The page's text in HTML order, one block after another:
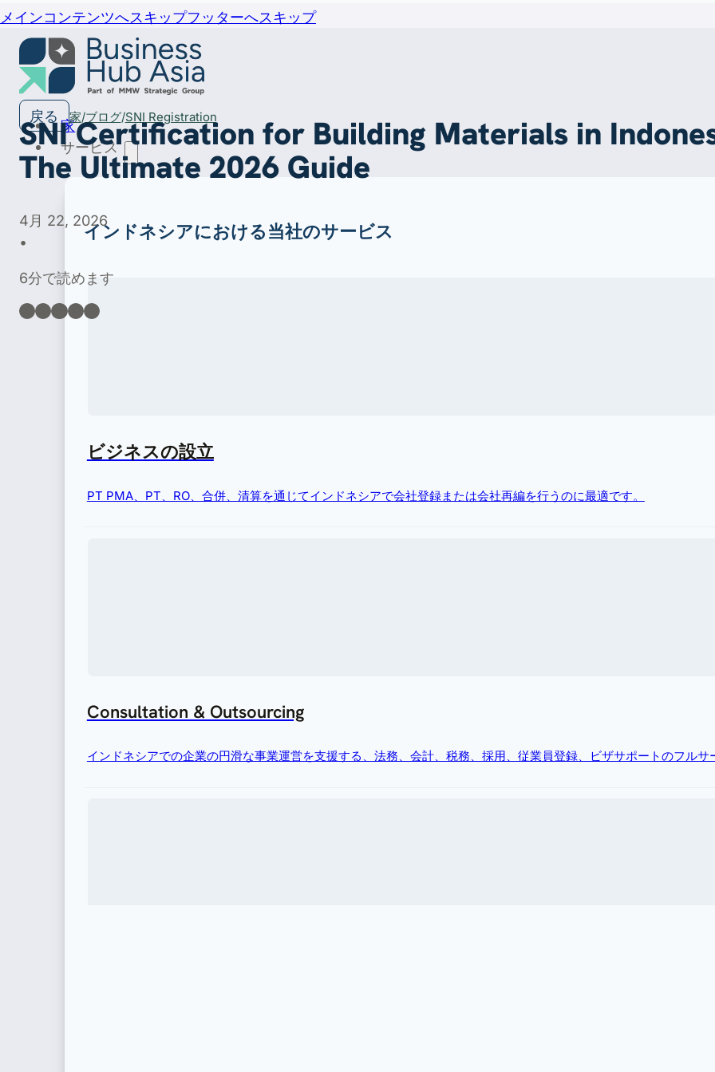
メインコンテンツへスキップフッターへスキップ
家
サービス
インドネシアにおける当社のサービス
ビジネスの設立
PT PMA、PT、RO、合併、清算を通じてインドネシアで会社登録または会社再編を行うのに最適です。
Consultation & Outsourcing
インドネシアでの企業の円滑な事業運営を支援する、法務、会計、税務、採用、従業員登録、ビザサポートのフルサ
戻る 家 ブログ SNI Registration
SNI Certification for Building Materials in
The Ultimate 2026 Guide
4月 22, 2026
•
6分で読めます